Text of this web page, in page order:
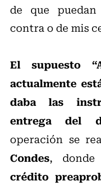
de que
contra o de mis
El supuesto
actualmente
daba las
entrega del
operación se
Condes, donde
crédito